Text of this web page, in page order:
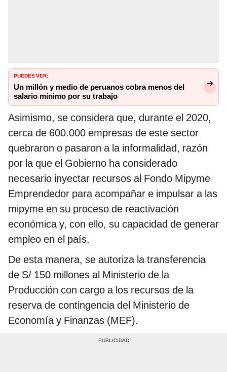
PUEDES VER:
Un millón y medio de peruanos cobra menos del
salario mínimo por su trabajo
Asimismo, se considera que, durante el 2020,
cerca de 600.000 empresas de este sector
quebraron o pasaron a la informalidad, razón
por la que el Gobierno ha considerado
necesario inyectar recursos al Fondo Mipyme
Emprendedor para acompañar e impulsar a las
mipyme en su proceso de reactivación
económica y, con ello, su capacidad de generar
empleo en el país.
De esta manera, se autoriza la transferencia
de S/ 150 millones al Ministerio de la
Producción con cargo a los recursos de la
reserva de contingencia del Ministerio de
Economía y Finanzas (MEF).